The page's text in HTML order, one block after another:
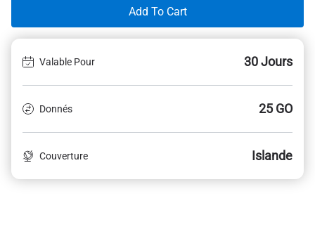
Add To Cart
Valable Pour 30 Jours
Donnés 25 GO
Couverture Islande